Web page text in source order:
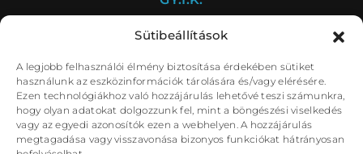
Sütibeállítások
A legjobb felhasználói élmény biztosítása érdekében sütiket
használunk az eszközinformációk tárolására és/vagy elérésére.
Ezen technológiákhoz való hozzájárulás lehetővé teszi számunkra,
hogy olyan adatokat dolgozzunk fel, mint a böngészési viselkedés
vagy az egyedi azonosítók ezen a webhelyen. A hozzájárulás
megtagadása vagy visszavonása bizonyos funkciókat hátrányosan
A Déryné Program kultúrstratégiai intézménye a
Nemzeti Színház.